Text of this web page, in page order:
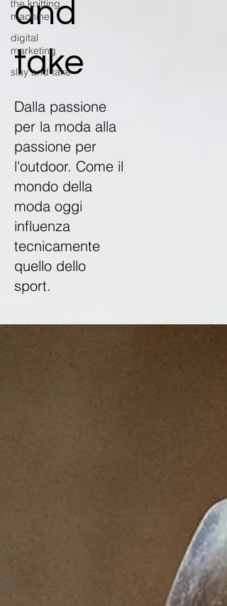
the knitting
machine
digital
marketing
slay and take
and
take
Dalla passione
per la moda alla
passione per
l'outdoor. Come il
mondo della
moda oggi
influenza
tecnicamente
quello dello
sport.